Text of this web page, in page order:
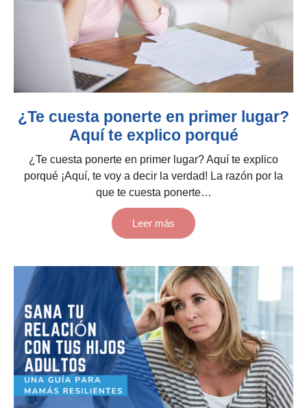
¿Te cuesta ponerte en primer lugar?
Aquí te explico porqué
¿Te cuesta ponerte en primer lugar? Aquí te explico
porqué ¡Aquí, te voy a decir la verdad! La razón por la
que te cuesta ponerte…
Leer más